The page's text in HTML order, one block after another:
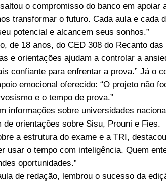
o compromisso do banco em apoiar
transformar o futuro. Cada aula e cada
potencial e alcancem seus sonhos.”
de 18 anos, do CED 308 do Recanto
e orientações ajudam a controlar a
confiante para enfrentar a prova.” Já o
emocional oferecido: “O projeto não
e o tempo de prova.”
informações sobre universidades
orientações sobre Sisu, Prouni e Fies.
a estrutura do exame e a TRI,
usar o tempo com inteligência. Quem
oportunidades.”
de redação, lembrou o sucesso da